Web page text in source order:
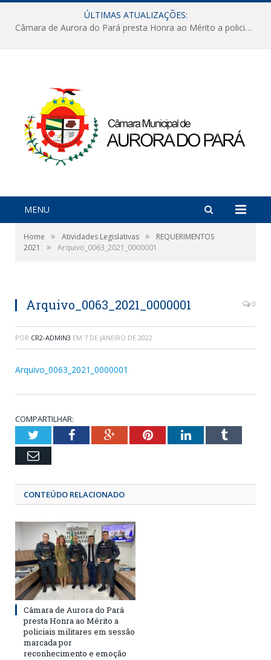
ÚLTIMAS ATUALIZAÇÕES:
Câmara de Aurora do Pará presta Honra ao Mérito a policiais militares em sessão marcada por reconhecimento e emoção
MENU
Home » Atividades Legislativas »
REQUERIMENTOS
2021
» Arquivo_0063_2021_0000001
Arquivo_0063_2021_0000001 0
POR CR2-ADMIN3 EM 7 DE JANEIRO DE 2022
Arquivo_0063_2021_0000001
COMPARTILHAR:
TwitterFacebookGoogle+PinterestLinkedInTumblr
Email
CONTEÚDO RELACIONADO
Câmara de Aurora do Pará
presta Honra ao Mérito a
policiais militares em sessão
marcada por
reconhecimento e emoção